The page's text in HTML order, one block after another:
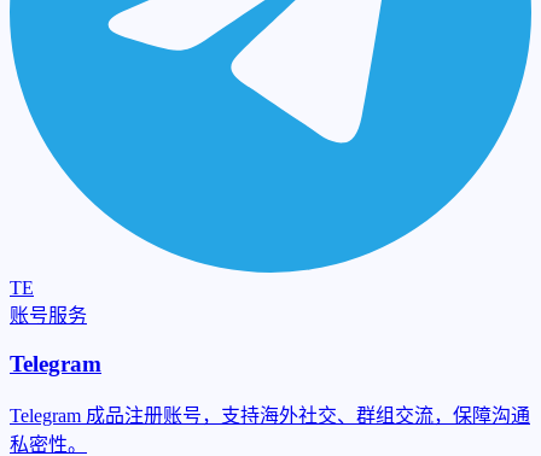
TE
账号服务
Telegram
Telegram 成品注册账号，支持海外社交、群组交流，保障沟通
私密性。